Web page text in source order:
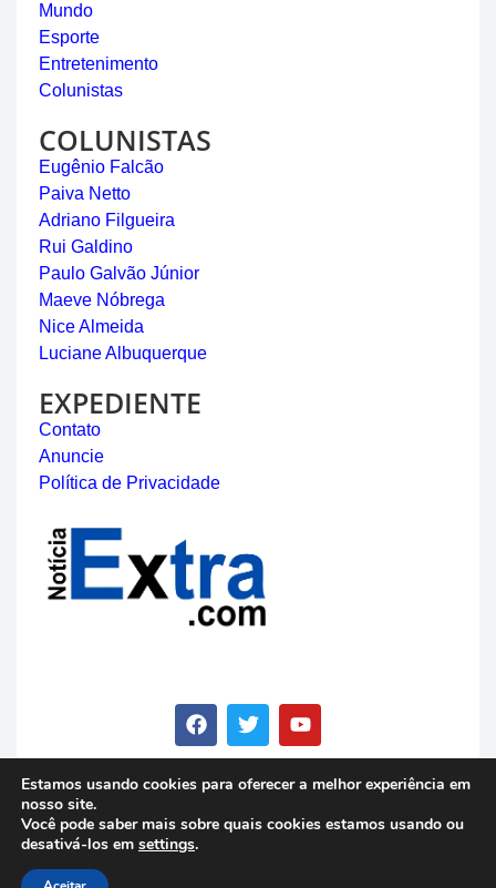
Mundo
Esporte
Entretenimento
Colunistas
COLUNISTAS
Eugênio Falcão
Paiva Netto
Adriano Filgueira
Rui Galdino
Paulo Galvão Júnior
Maeve Nóbrega
Nice Almeida
Luciane Albuquerque
EXPEDIENTE
Contato
Anuncie
Política de Privacidade
© Copyright 2023 - Notícia Extra - Todos os direitos
reservados
Estamos usando cookies para oferecer a melhor experiência em
nosso site.
Você pode saber mais sobre quais cookies estamos usando ou
desativá-los em settings.